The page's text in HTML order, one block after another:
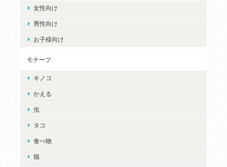
女性向け
男性向け
お子様向け
モチーフ
キノコ
かえる
虫
タコ
食べ物
猫